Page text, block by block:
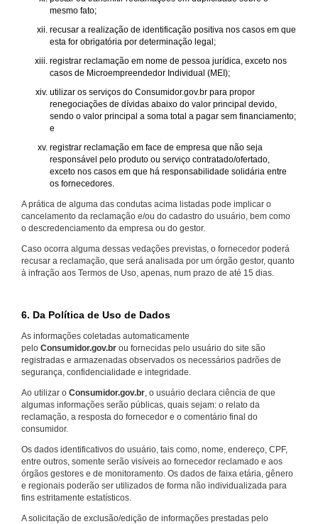
mesmo fato;
recusar a realização de identificação positiva nos casos em que
esta for obrigatória por determinação legal;
registrar reclamação em nome de pessoa jurídica, exceto nos
casos de Microempreendedor Individual (MEI);
utilizar os serviços do Consumidor.gov.br para propor
renegociações de dívidas abaixo do valor principal devido,
sendo o valor principal a soma total a pagar sem financiamento;
e
registrar reclamação em face de empresa que não seja
responsável pelo produto ou serviço contratado/ofertado,
exceto nos casos em que há responsabilidade solidária entre
os fornecedores.
A prática de alguma das condutas acima listadas pode implicar o
cancelamento da reclamação e/ou do cadastro do usuário, bem como
o descredenciamento da empresa ou do gestor.
Caso ocorra alguma dessas vedações previstas, o fornecedor poderá
recusar a reclamação, que será analisada por um órgão gestor, quanto
à infração aos Termos de Uso, apenas, num prazo de até 15 dias.
6. Da Política de Uso de Dados
As informações coletadas automaticamente
pelo Consumidor.gov.br ou fornecidas pelo usuário do site são
registradas e armazenadas observados os necessários padrões de
segurança, confidencialidade e integridade.
Ao utilizar o Consumidor.gov.br , o usuário declara ciência de que
algumas informações serão públicas, quais sejam: o relato da
reclamação, a resposta do fornecedor e o comentário final do
consumidor.
Os dados identificativos do usuário, tais como, nome, endereço, CPF,
entre outros, somente serão visíveis ao fornecedor reclamado e aos
órgãos gestores e de monitoramento. Os dados de faixa etária, gênero
e regionais poderão ser utilizados de forma não individualizada para
fins estritamente estatísticos.
A solicitação de exclusão/edição de informações prestadas pelo